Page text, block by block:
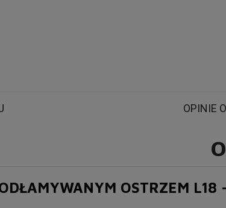
OPINIE
OSTRZEM L18